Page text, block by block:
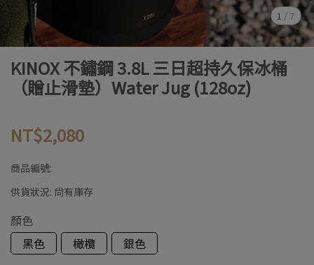
1 / 7
KINOX 不鏽鋼 3.8L 三日超持久保冰桶
（贈止滑墊）Water Jug (128oz)
NT$2,080
商品編號:
供貨狀況: 尚有庫存
顏色
黑色
橄欖 銀色